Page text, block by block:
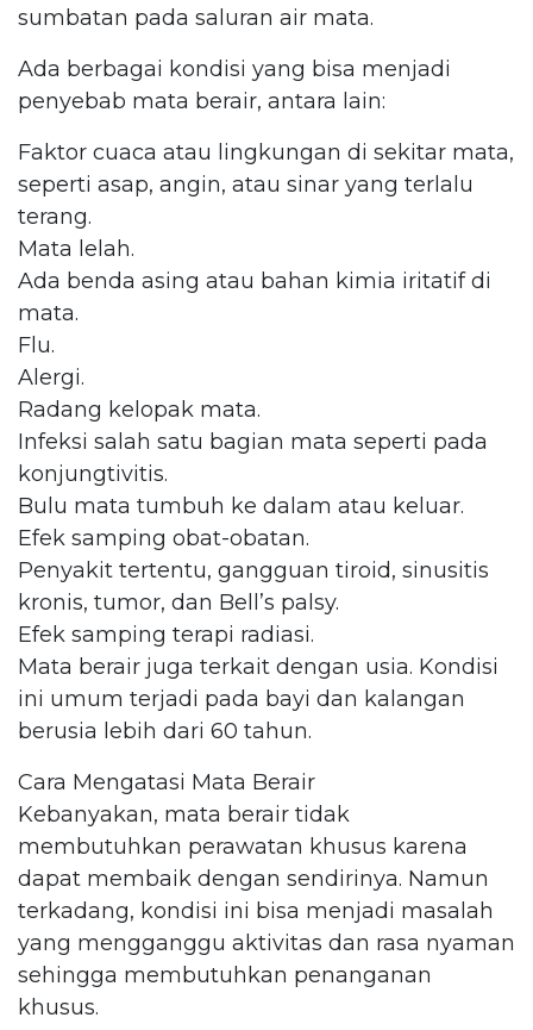
sumbatan pada saluran air mata.
Ada berbagai kondisi yang bisa menjadi
penyebab mata berair, antara lain:
Faktor cuaca atau lingkungan di sekitar mata,
seperti asap, angin, atau sinar yang terlalu
terang.
Mata lelah.
Ada benda asing atau bahan kimia iritatif di
mata.
Flu.
Alergi.
Radang kelopak mata.
Infeksi salah satu bagian mata seperti pada
konjungtivitis.
Bulu mata tumbuh ke dalam atau keluar.
Efek samping obat-obatan.
Penyakit tertentu, gangguan tiroid, sinusitis
kronis, tumor, dan Bell’s palsy.
Efek samping terapi radiasi.
Mata berair juga terkait dengan usia. Kondisi
ini umum terjadi pada bayi dan kalangan
berusia lebih dari 60 tahun.
Cara Mengatasi Mata Berair
Kebanyakan, mata berair tidak
membutuhkan perawatan khusus karena
dapat membaik dengan sendirinya. Namun
terkadang, kondisi ini bisa menjadi masalah
yang mengganggu aktivitas dan rasa nyaman
sehingga membutuhkan penanganan
khusus.